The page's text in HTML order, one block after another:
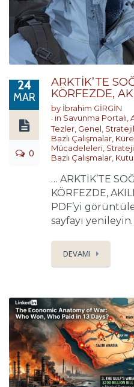
24
MAR
0
ARKTİK’TE
KÖRFEZDE,
by İbrahim GİRGİN
in Savunma Portalı
Tezler Genel
Bazlı Çalışmalar
Mücadeleleri
Bazlı Çalışmalar
… ARKTİK’TE
KÖRFEZDE,
PDF’yi
sayfayı yenileyin.
DEVAMI